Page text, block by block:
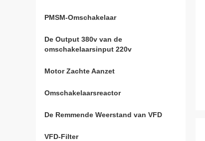
PMSM-Omschakelaar
De Output 380v van de
omschakelaarsinput 220v
Motor Zachte Aanzet
Omschakelaarsreactor
De Remmende Weerstand van VFD
VFD-Filter